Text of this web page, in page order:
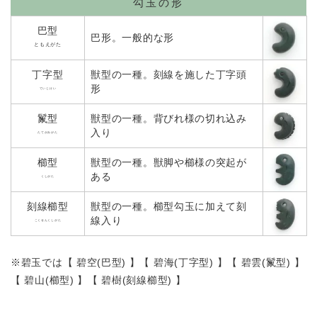
勾玉の形
巴型
ともえがた
巴形。一般的な形
丁字型
ていじけい
獣型の一種。刻線を施した丁字頭
形
鬣型
たてがみがた
獣型の一種。背びれ様の切れ込み
入り
櫛型
くしがた
獣型の一種。獣脚や櫛様の突起が
ある
刻線櫛型
こくせんくしがた
獣型の一種。櫛型勾玉に加えて刻
線入り
※碧玉では【 碧空(巴型) 】【 碧海(丁字型) 】【 碧雲(鬣型) 】
【 碧山(櫛型) 】【 碧樹(刻線櫛型) 】